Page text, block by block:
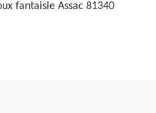
fantaisie Assac 81340